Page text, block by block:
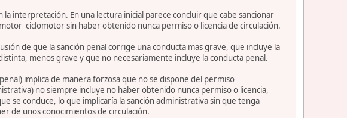
interpretación. En una lectura inicial parece concluir que cabe sancionar
ciclomotor sin haber obtenido nunca permiso o licencia de circulación.
de que la sanción penal corrige una conducta mas grave, que incluye la
menos grave y que no necesariamente incluye la conducta penal.
implica de manera forzosa que no se dispone del permiso
no siempre incluye no haber obtenido nunca permiso o licencia,
se conduce, lo que implicaría la sanción administrativa sin que tenga
de unos conocimientos de circulación.